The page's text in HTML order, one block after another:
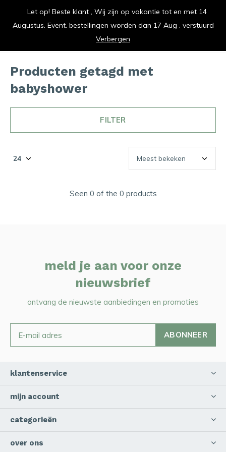
vrolijk je keuken op
Producten getagd met
babyshower
FILTER
Seen 0 of the 0 products
meld je aan voor onze
nieuwsbrief
ontvang de nieuwste aanbiedingen en promoties
ABONNEER
klantenservice
mijn account
categorieën
over ons
Let op! Beste klant , Wij zijn op vakantie tot en met 14
Augustus. Event. bestellingen worden dan 17 Aug . verstuurd
Verbergen